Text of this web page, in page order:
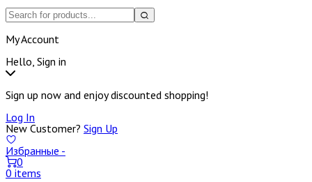
My Account
Hello, Sign in
Sign up now and enjoy discounted shopping!
Log In
New Customer? Sign Up
Избранные -
0
0 items